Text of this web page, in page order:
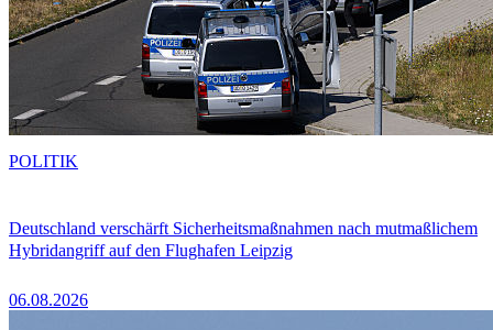
Deutschland verschärft Sicherheitsmaßnahmen nach mutmaßlichem
Hybridangriff auf den Flughafen Leipzig
06.08.2026
POLITIK